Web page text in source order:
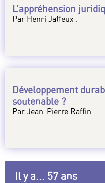
L’appréhension
Par Henri Jaffeux .
Développement
soutenable ?
Par Jean-Pierre Raffin .
Il y a... 57 ans